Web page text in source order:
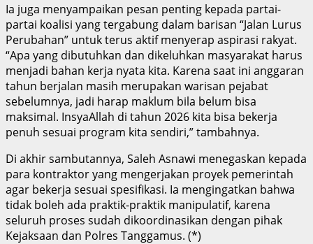
Ia juga menyampaikan pesan penting kepada partai-
partai koalisi yang tergabung dalam barisan “Jalan Lurus
Perubahan” untuk terus aktif menyerap aspirasi rakyat.
“Apa yang dibutuhkan dan dikeluhkan masyarakat harus
menjadi bahan kerja nyata kita. Karena saat ini anggaran
tahun berjalan masih merupakan warisan pejabat
sebelumnya, jadi harap maklum bila belum bisa
maksimal. InsyaAllah di tahun 2026 kita bisa bekerja
penuh sesuai program kita sendiri,” tambahnya.
Di akhir sambutannya, Saleh Asnawi menegaskan kepada
para kontraktor yang mengerjakan proyek pemerintah
agar bekerja sesuai spesifikasi. Ia mengingatkan bahwa
tidak boleh ada praktik-praktik manipulatif, karena
seluruh proses sudah dikoordinasikan dengan pihak
Kejaksaan dan Polres Tanggamus. (*)